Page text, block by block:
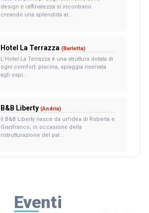
design e raffinatezza si incontrano
creando una splendida ar...
Hotel La Terrazza (Barletta)
L’Hotel La Terrazza è una struttura dotata di
ogni comfort: piscina, spiaggia riservata
agli ospi...
B&B Liberty (Andria)
Il B&B Liberty nasce da un'idea di Roberta e
Gianfranco, in occasione della
ristrutturazione del pal...
Eventi